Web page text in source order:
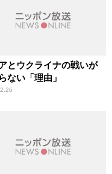
とウクライナの戦いが
ない「理由」